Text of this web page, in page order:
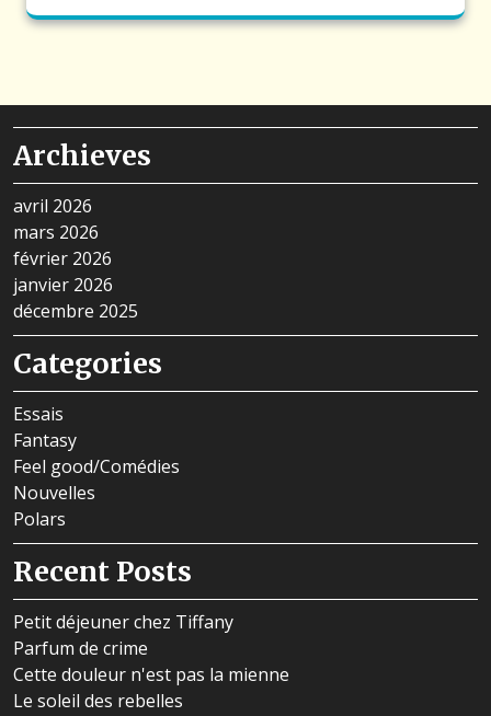
Archieves
avril 2026
mars 2026
février 2026
janvier 2026
décembre 2025
Categories
Essais
Fantasy
Feel good/Comédies
Nouvelles
Polars
Recent Posts
Petit déjeuner chez Tiffany
Parfum de crime
Cette douleur n'est pas la mienne
Le soleil des rebelles